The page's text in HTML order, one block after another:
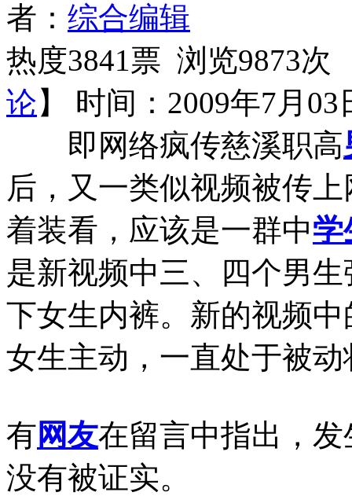
者： 综合编辑
热度3841票 浏览9873次
论】 时间：2009年7月03
即网络疯传慈溪职高
后，又一类似视频被传
着装看，应该是一群中学
是新视频中三、四个男
下女生内裤。新的视频
女生主动，一直处于被动
有 网友在留言中指出，
没有被证实。